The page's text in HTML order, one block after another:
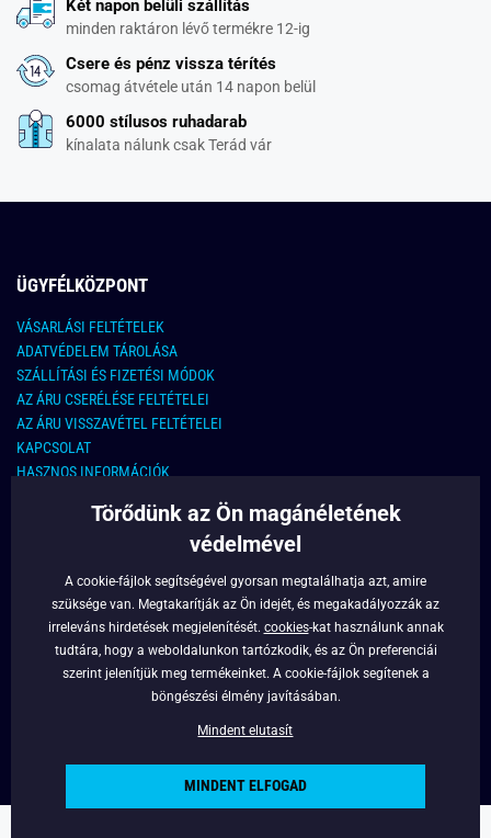
Két napon belüli szállítás
minden raktáron lévő termékre 12-ig
Csere és pénz vissza térítés
csomag átvétele után 14 napon belül
6000 stílusos ruhadarab
kínalata nálunk csak Terád vár
ÜGYFÉLKÖZPONT
VÁSARLÁSI FELTÉTELEK
ADATVÉDELEM TÁROLÁSA
SZÁLLÍTÁSI ÉS FIZETÉSI MÓDOK
AZ ÁRU CSERÉLÉSE FELTÉTELEI
AZ ÁRU VISSZAVÉTEL FELTÉTELEI
KAPCSOLAT
HASZNOS INFORMÁCIÓK
KAPCSOLAT
info@legyferfi.hu
FONTOS INFORMÁCIÓK
RÓLUNK
Törődünk az Ön magánéletének
védelmével
A cookie-fájlok segítségével gyorsan megtalálhatja azt, amire
szüksége van. Megtakarítják az Ön idejét, és megakadályozzák az
irreleváns hirdetések megjelenítését. cookies-kat használunk annak
tudtára, hogy a weboldalunkon tartózkodik, és az Ön preferenciái
szerint jelenítjük meg termékeinket. A cookie-fájlok segítenek a
böngészési élmény javításában.
Mindent elutasít
MINDENT ELFOGAD